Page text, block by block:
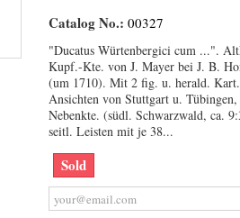
Catalog No.: 00327
"Ducatus Würtenbergici cum ...".
Kupf.-Kte. von J. Mayer bei J. B.
(um 1710). Mit 2 fig. u. herald.
Ansichten von Stuttgart u.
Nebenkte. (südl. Schwarzwald, ca.
seitl. Leisten mit je 38...
Sold